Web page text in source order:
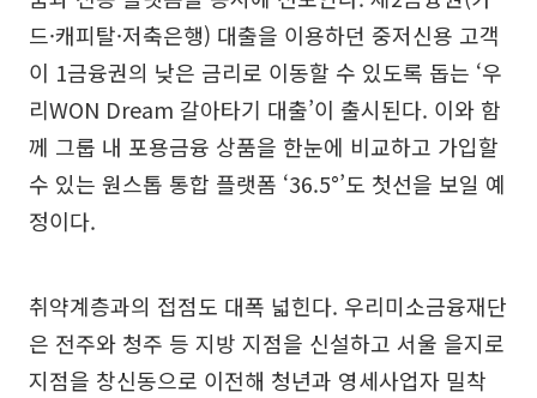
드·캐피탈·저축은행) 대출을 이용하던 중저신용 고객
이 1금융권의 낮은 금리로 이동할 수 있도록 돕는 ‘우
리WON Dream 갈아타기 대출’이 출시된다. 이와 함
께 그룹 내 포용금융 상품을 한눈에 비교하고 가입할
수 있는 원스톱 통합 플랫폼 ‘36.5°’도 첫선을 보일 예
정이다.
취약계층과의 접점도 대폭 넓힌다. 우리미소금융재단
은 전주와 청주 등 지방 지점을 신설하고 서울 을지로
지점을 창신동으로 이전해 청년과 영세사업자 밀착